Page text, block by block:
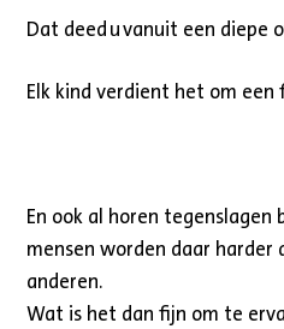
Dat deed u vanuit een diepe
Elk kind verdient het om een
En ook al horen tegenslagen
mensen worden daar
anderen.
Wat is het dan fijn om te